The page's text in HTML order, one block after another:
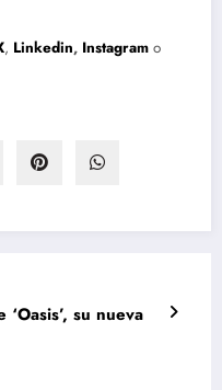
, Linkedin, Instagram o
su nueva